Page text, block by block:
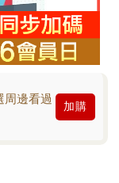
邊看過
加購